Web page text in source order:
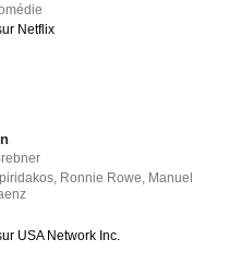
Netflix
, Ronnie Rowe, Manuel
USA Network Inc.